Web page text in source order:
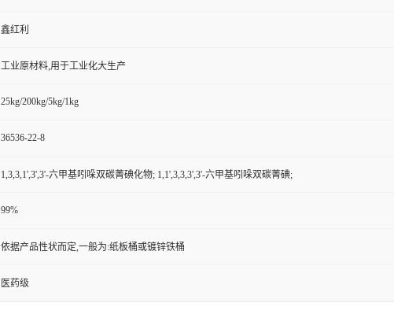
鑫红利
工业原材料,用于工业化大生产
25kg/200kg/5kg/1kg
36536-22-8
1,3,3,1',3',3'-六甲基吲哚双碳菁碘化物; 1,1',3,3,3',3'-六甲基吲哚双碳菁碘;
99%
依据产品性状而定,一般为:纸板桶或镀锌铁桶
医药级